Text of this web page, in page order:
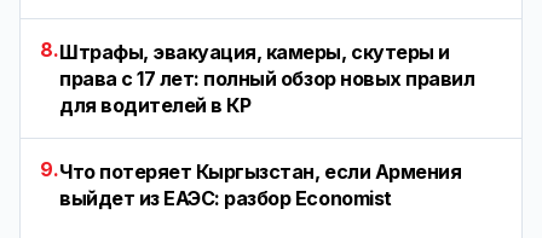
8.Штрафы, эвакуация, камеры, скутеры и
права с 17 лет: полный обзор новых правил
для водителей в КР
9.Что потеряет Кыргызстан, если Армения
выйдет из ЕАЭС: разбор Economist